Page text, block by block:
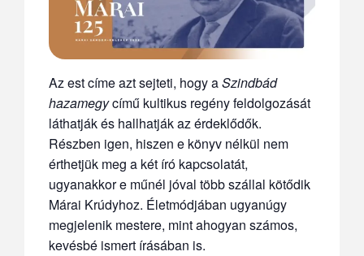
Az est címe azt sejteti, hogy aSzindbád
hazamegycímű kultikus regény feldolgozását
láthatják és hallhatják az érdeklődők.
Részben igen, hiszen e könyv nélkül nem
érthetjük meg a két író kapcsolatát,
ugyanakkor e műnél jóval több szállal kötődik
Márai Krúdyhoz. Életmódjában ugyanúgy
megjelenik mestere, mint ahogyan számos,
kevésbé ismert írásában is.